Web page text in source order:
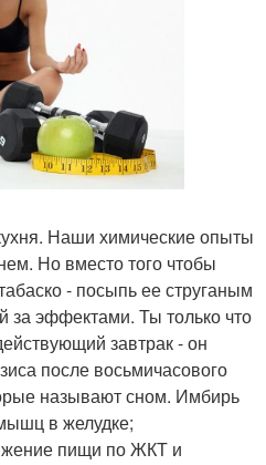
Наши химические опыты
Но вместо того чтобы
- посыпь ее струганым
за эффектами. Ты только что
завтрак - он
после восьмичасового
называют сном. Имбирь
в желудке;
пищи по ЖКТ и